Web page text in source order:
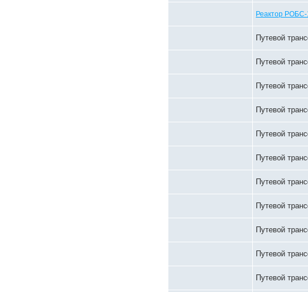
Реактор
Путевой
Путевой
Путевой
Путевой
Путевой
Путевой
Путевой
Путевой
Путевой
Путевой
Путевой